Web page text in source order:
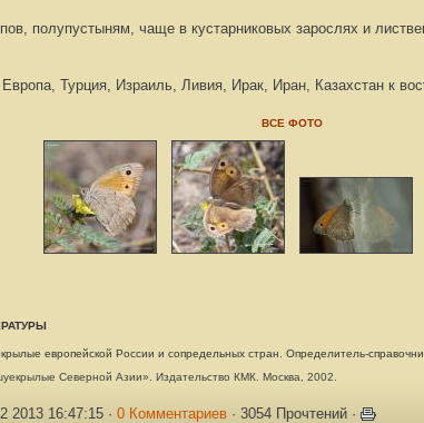
полупустыням, чаще в кустарниковых зарослях и
Турция, Израиль, Ливия, Ирак, Иран, Казахстан к
ВСЕ ФОТО
европейской России и сопредельных стран. Определитель-
Северной Азии». Издательство КМК. Москва, 2002.
2013 16:47:15 ·0 Комментариев · 3054 Прочтений ·